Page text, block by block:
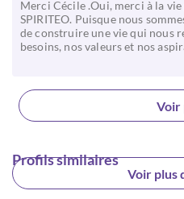
Merci Cécile .Oui, merci à la
SPIRITEO. Puisque nous
de construire une vie qui nous
besoins, nos valeurs et nos
Voir
Profils similaires
Voir plus